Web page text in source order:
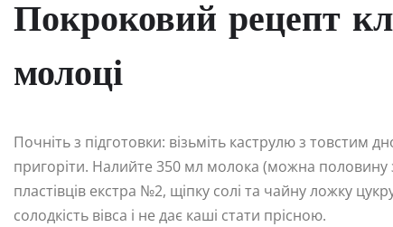
Покроковий рецепт
молоці
Почніть з підготовки: візьміть каструлю з товстим
пригоріти. Налийте 350 мл молока (можна
пластівців екстра №2, щіпку солі та чайну ложку
солодкість вівса і не дає каші стати прісною.